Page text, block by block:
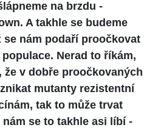
na brzdu -
A takhle se budeme
se nám podaří proočkovat
Nerad to říkám,
že v dobře proočkovaných
mutanty rezistentní
tak to může trvat
se to takhle asi líbí -